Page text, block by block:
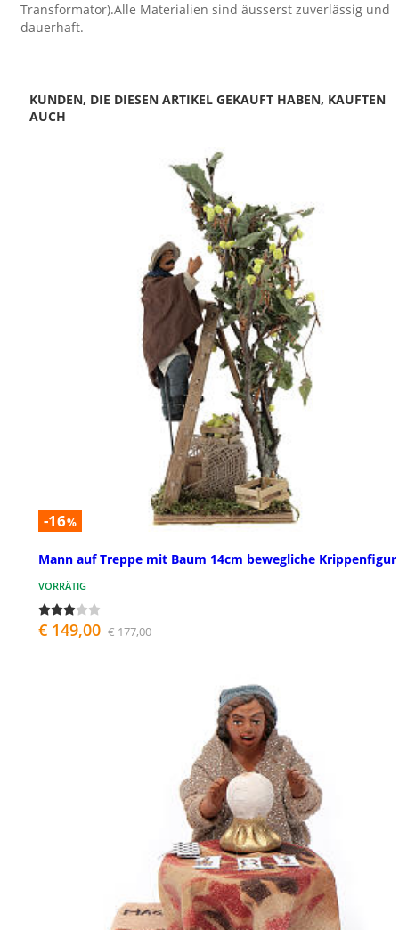
Transformator).Alle Materialien sind äusserst zuverlässig und
dauerhaft.
KUNDEN, DIE DIESEN ARTIKEL GEKAUFT HABEN, KAUFTEN
AUCH
-16%
Mann auf Treppe mit Baum 14cm bewegliche Krippenfigur
VORRÄTIG
€ 149,00 € 177,00